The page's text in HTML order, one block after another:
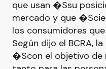
que usan �Ssu
mercado y que
los consumidores
Según dijo el BCRA,
�Scon el objetivo de